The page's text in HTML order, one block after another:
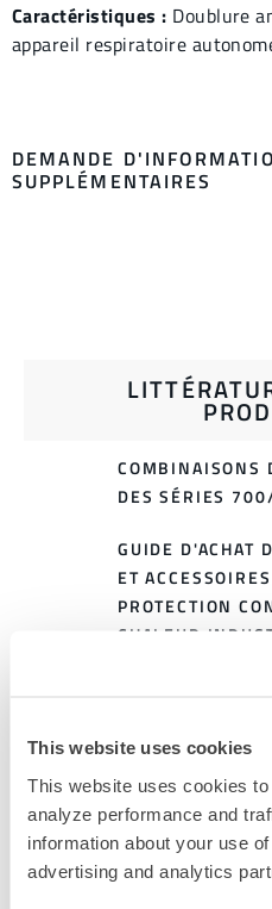
This website uses cookies
This website uses cookies
analyze performance and
information about your use
advertising and analytics
Caractéristiques : Doublure
appareil respiratoire
DEMANDE
SUPPLÉMENTAIRES
COMBINAISONS
DES SÉRIES
GUIDE D'ACHAT
ET
PROTECTION
CHALEUR
CONTRE LA